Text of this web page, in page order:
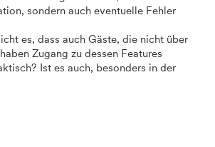
sondern auch eventuelle Fehler
es, dass auch Gäste, die nicht über
Zugang zu dessen Features
Ist es auch, besonders in der